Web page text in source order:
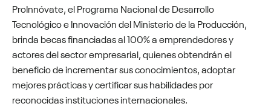
ProInnóvate, el Programa Nacional de Desarrollo
Tecnológico e Innovación del Ministerio de la Producción,
brinda becas financiadas al 100% a emprendedores y
actores del sector empresarial, quienes obtendrán el
beneficio de incrementar sus conocimientos, adoptar
mejores prácticas y certificar sus habilidades por
reconocidas instituciones internacionales.